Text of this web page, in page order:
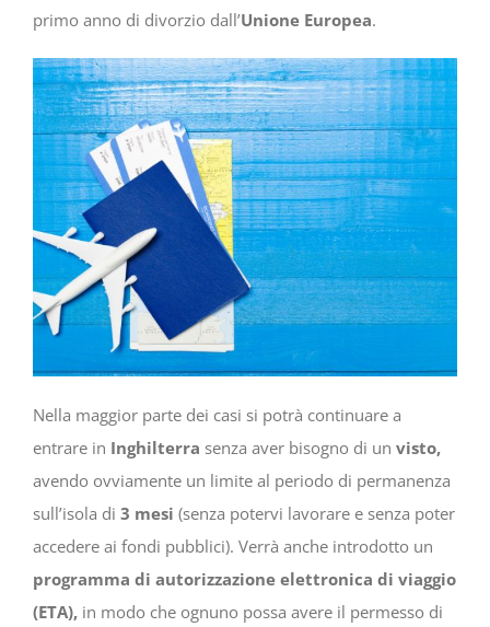
primo anno di divorzio dall’Unione Europea.
Nella maggior parte dei casi si potrà continuare a
entrare in Inghilterra senza aver bisogno di un visto,
avendo ovviamente un limite al periodo di permanenza
sull’isola di 3 mesi (senza potervi lavorare e senza poter
accedere ai fondi pubblici). Verrà anche introdotto un
programma di autorizzazione elettronica di viaggio
(ETA), in modo che ognuno possa avere il permesso di